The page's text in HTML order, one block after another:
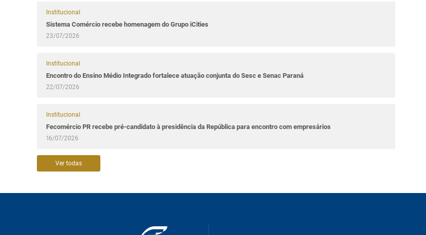
Institucional
Sistema Comércio recebe homenagem do Grupo iCities
23/07/2026
Institucional
Encontro do Ensino Médio Integrado fortalece atuação conjunta do Sesc e Senac Paraná
22/07/2026
Institucional
Fecomércio PR recebe pré-candidato à presidência da República para encontro com empresários
16/07/2026
Ver todas